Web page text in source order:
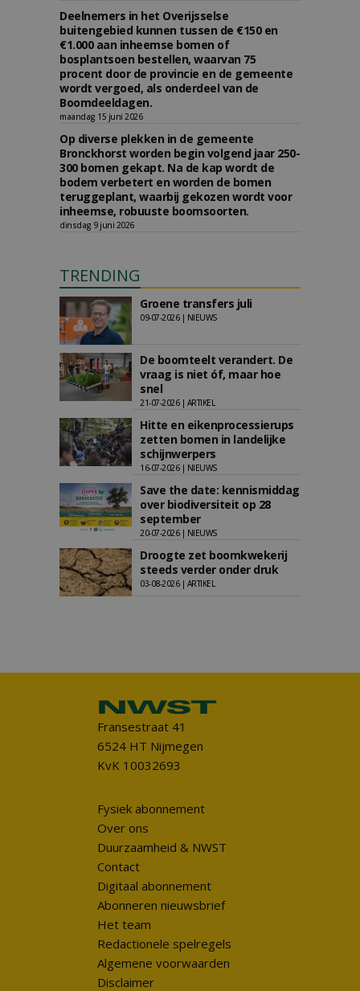
Deelnemers in het Overijsselse
buitengebied kunnen tussen de €150 en
€1.000 aan inheemse bomen of
bosplantsoen bestellen, waarvan 75
procent door de provincie en de gemeente
wordt vergoed, als onderdeel van de
Boomdeeldagen.
maandag 15 juni 2026
Op diverse plekken in de gemeente
Bronckhorst worden begin volgend jaar 250-
300 bomen gekapt. Na de kap wordt de
bodem verbetert en worden de bomen
teruggeplant, waarbij gekozen wordt voor
inheemse, robuuste boomsoorten.
dinsdag 9 juni 2026
TRENDING
Groene transfers juli
09-07-2026 | NIEUWS
De boomteelt verandert. De
vraag is niet óf, maar hoe
snel
21-07-2026 | ARTIKEL
Hitte en eikenprocessierups
zetten bomen in landelijke
schijnwerpers
16-07-2026 | NIEUWS
Save the date: kennismiddag
over biodiversiteit op 28
september
20-07-2026 | NIEUWS
Droogte zet boomkwekerij
steeds verder onder druk
03-08-2026 | ARTIKEL
Fransestraat 41
6524 HT Nijmegen
KvK 10032693
Fysiek abonnement
Over ons
Duurzaamheid & NWST
Contact
Digitaal abonnement
Abonneren nieuwsbrief
Het team
Redactionele spelregels
Algemene voorwaarden
Disclaimer